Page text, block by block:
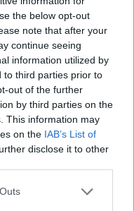
the below opt-out
note that after your
continue seeing
information utilized by
to third parties prior to
out of the further
by third parties on the
This information may
on the IAB’s List of
disclose it to other
évvel ezelőtt: a
(eltörlése?)
tenni –
Éppen úgy
szereket,
tudással és
azonban,